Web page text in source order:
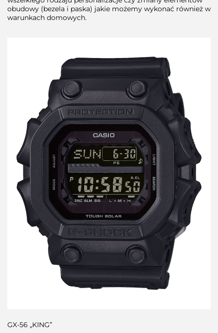
obudowy (bezela i paska) jakie możemy wykonać również w
warunkach domowych.
GX-56 „KING”